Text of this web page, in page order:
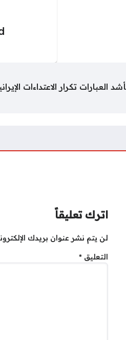
تكرار الاعتداءات
اترك تعليقاً
لن يتم نشر عنوان بريدك
التعليق *